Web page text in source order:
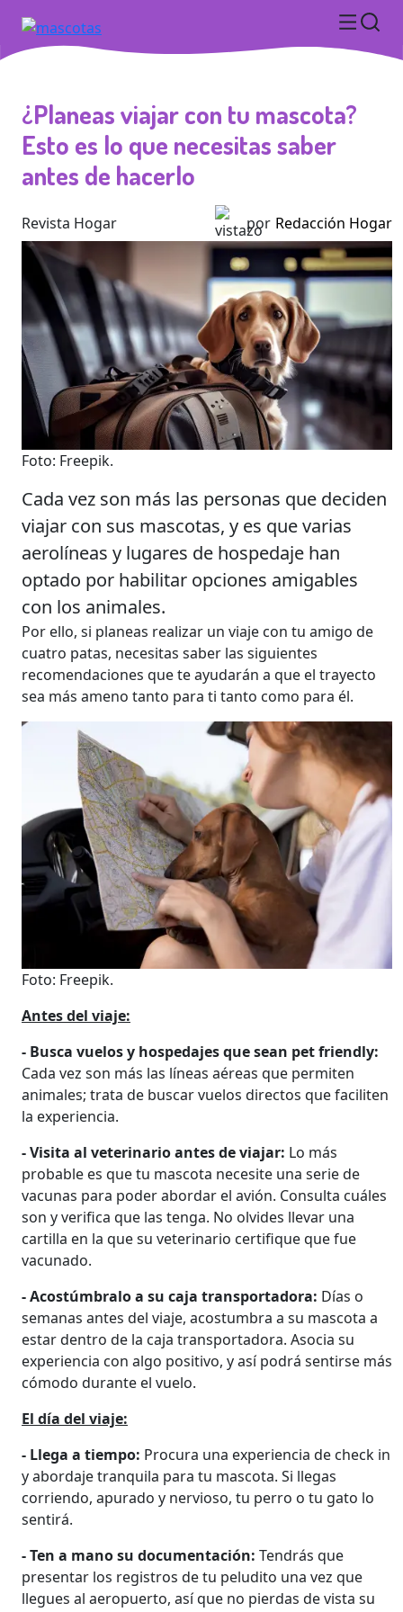
¿Planeas viajar con tu mascota?
Esto es lo que necesitas saber
antes de hacerlo
Revista Hogar por Redacción Hogar
Foto: Freepik.
Cada vez son más las personas que deciden
viajar con sus mascotas, y es que varias
aerolíneas y lugares de hospedaje han
optado por habilitar opciones amigables
con los animales.
Por ello, si planeas realizar un viaje con tu amigo de
cuatro patas, necesitas saber las siguientes
recomendaciones que te ayudarán a que el trayecto
sea más ameno tanto para ti tanto como para él.
Foto: Freepik.
Antes del viaje:
- Busca vuelos y hospedajes que sean pet friendly:
Cada vez son más las líneas aéreas que permiten
animales; trata de buscar vuelos directos que faciliten
la experiencia.
- Visita al veterinario antes de viajar: Lo más
probable es que tu mascota necesite una serie de
vacunas para poder abordar el avión. Consulta cuáles
son y verifica que las tenga. No olvides llevar una
cartilla en la que su veterinario certifique que fue
vacunado.
- Acostúmbralo a su caja transportadora: Días o
semanas antes del viaje, acostumbra a su mascota a
estar dentro de la caja transportadora. Asocia su
experiencia con algo positivo, y así podrá sentirse más
cómodo durante el vuelo.
El día del viaje:
- Llega a tiempo: Procura una experiencia de check in
y abordaje tranquila para tu mascota. Si llegas
corriendo, apurado y nervioso, tu perro o tu gato lo
sentirá.
- Ten a mano su documentación: Tendrás que
presentar los registros de tu peludito una vez que
llegues al aeropuerto, así que no pierdas de vista su